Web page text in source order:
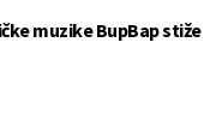
muzike BupBap stiže